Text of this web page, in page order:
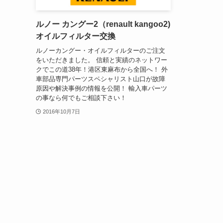
ルノー カングー2（renault kangoo2)
オイルフィルター交換
ルノーカングー・オイルフィルターのご注文
をいただきました。 信頼と実績のネットワー
クでこの道38年！港区東麻布から全国へ！ 外
車部品専門パーツスペシャリスト山口が故障
原因や解決事例の情報を公開！ 輸入車パーツ
の事なら何でもご相談下さい！
2016年10月7日